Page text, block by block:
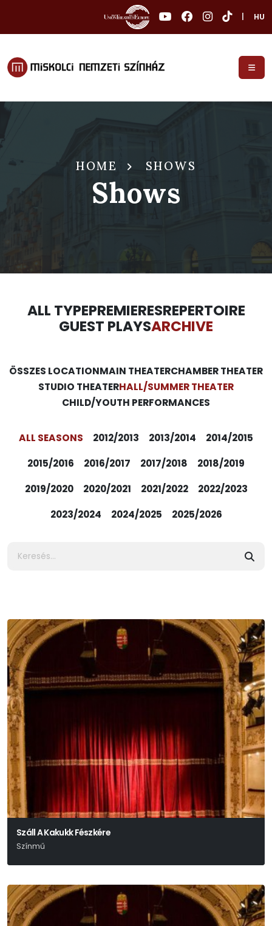
HU
HOME SHOWS
Shows
ALL TYPEPREMIERESREPERTOIRE
GUEST PLAYSARCHIVE
ÖSSZES LOCATIONMAIN THEATERCHAMBER THEATER
STUDIO THEATERHALL/SUMMER THEATER
CHILD/YOUTH PERFORMANCES
ALL SEASONS 2012/2013 2013/2014
2014/2015
2015/2016
2016/2017 2017/2018
2018/2019
2019/2020
2020/2021 2021/2022
2022/2023
2023/2024
2024/2025 2025/2026
Száll A Kakukk Fészkére
Színmű